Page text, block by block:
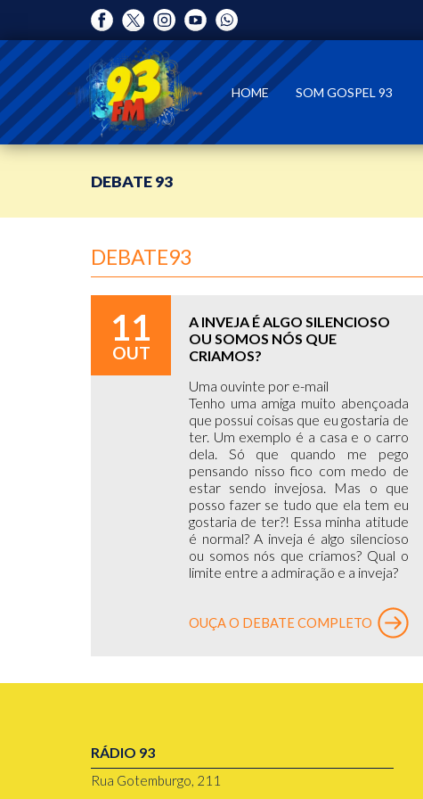
HOME SOM GOSPEL 93
DEBATE 93
DEBATE93
11
OUT
A INVEJA É ALGO SILENCIOSO
OU SOMOS NÓS QUE
CRIAMOS?
Uma ouvinte por e-mail
Tenho uma amiga muito abençoada
que possui coisas que eu gostaria de
ter. Um exemplo é a casa e o carro
dela. Só que quando me pego
pensando nisso fico com medo de
estar sendo invejosa. Mas o que
posso fazer se tudo que ela tem eu
gostaria de ter?! Essa minha atitude
é normal? A inveja é algo silencioso
ou somos nós que criamos? Qual o
limite entre a admiração e a inveja?
OUÇA O DEBATE COMPLETO
RÁDIO 93
Rua Gotemburgo, 211